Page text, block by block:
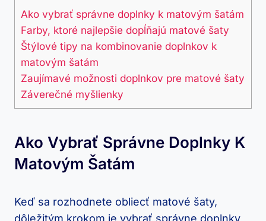
Ako vybrať správne doplnky k matovým šatám
Farby, ktoré najlepšie dopĺňajú matové šaty
Štýlové tipy na kombinovanie doplnkov k
matovým šatám
Zaujímavé možnosti doplnkov pre matové šaty
Záverečné myšlienky
Ako Vybrať Správne Doplnky K
Matovým Šatám
Keď sa rozhodnete obliecť matové šaty,
dôležitým krokom je vybrať správne doplnky,